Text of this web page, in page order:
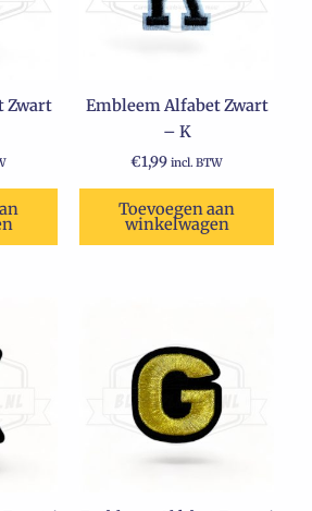
Zwart
Embleem Alfabet Zwart
– K
€1,99 incl. BTW
Toevoegen aan
winkelwagen